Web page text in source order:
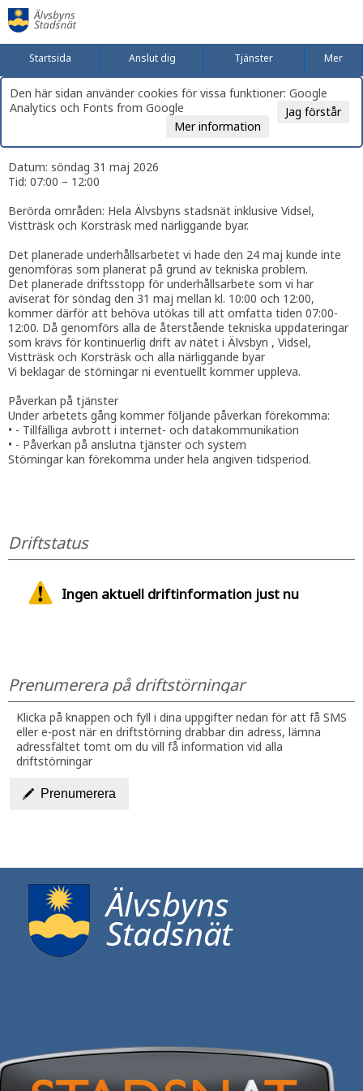
Startsida Anslut dig Tjänster Mer
Den här sidan använder cookies för vissa funktioner: Google
Analytics och Fonts from Google
Jag förstår
Mer information
Datum: söndag 31 maj 2026
Tid: 07:00 – 12:00
Berörda områden: Hela Älvsbyns stadsnät inklusive Vidsel,
Vistträsk och Korsträsk med närliggande byar.
Det planerade underhållsarbetet vi hade den 24 maj kunde inte
genomföras som planerat på grund av tekniska problem.
Det planerade driftsstopp för underhållsarbete som vi har
aviserat för söndag den 31 maj mellan kl. 10:00 och 12:00,
kommer därför att behöva utökas till att omfatta tiden 07:00-
12:00. Då genomförs alla de återstående tekniska uppdateringar
som krävs för kontinuerlig drift av nätet i Älvsbyn , Vidsel,
Vistträsk och Korsträsk och alla närliggande byar
Vi beklagar de störningar ni eventuellt kommer uppleva.
Påverkan på tjänster
Under arbetets gång kommer följande påverkan förekomma:
• - Tillfälliga avbrott i internet- och datakommunikation
• - Påverkan på anslutna tjänster och system
Störningar kan förekomma under hela angiven tidsperiod.
Driftstatus
Ingen aktuell driftinformation just nu
Prenumerera på driftstörningar
Klicka på knappen och fyll i dina uppgifter nedan för att få SMS
eller e-post när en driftstörning drabbar din adress, lämna
adressfältet tomt om du vill få information vid alla
driftstörningar
Prenumerera